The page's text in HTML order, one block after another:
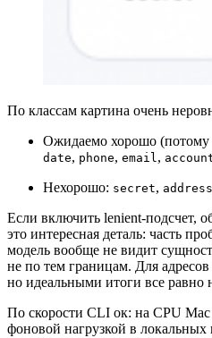
По классам картина очень
Ожидаемо хорошо (потому
date, phone, email ,
Нехорошо: secret, address
Если включить lenient-подсчет,
это интересная деталь: часть
модель вообще не видит
не по тем границам. Для адресов
но идеальными итоги все равно
По скорости CLI ок: на CPU
фоновой нагрузкой в локальных